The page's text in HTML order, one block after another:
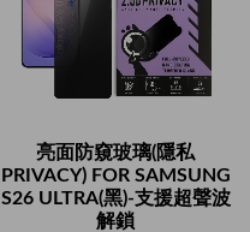
亮面防窺玻璃(隱私
PRIVACY) FOR SAMSUNG
S26 ULTRA(黑)-支援超聲波
解鎖